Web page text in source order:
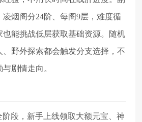
烟阁分24阶、每阁9层，难度循
也能挑战低层获取基础资源。随机
野外探索都会触发分支选择，不
剧情走向。
段，新手上线领取大额元宝、神